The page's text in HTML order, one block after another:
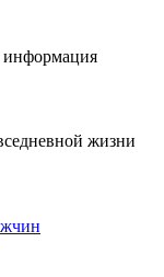
информация
жизни